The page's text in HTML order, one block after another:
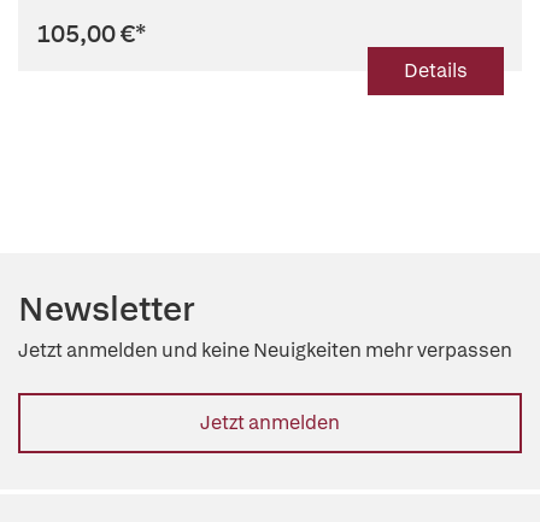
105,00 €*
Details
Newsletter
Jetzt anmelden und keine Neuigkeiten mehr verpassen
Jetzt anmelden